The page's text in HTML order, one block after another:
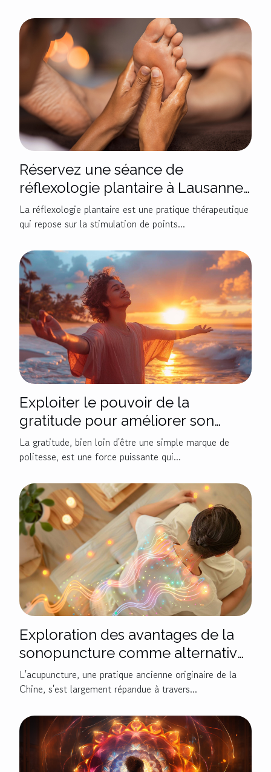
Réservez une séance de
réflexologie plantaire à Lausanne
avec Régis Félix !
La réflexologie plantaire est une pratique thérapeutique
qui repose sur la stimulation de points...
Exploiter le pouvoir de la
gratitude pour améliorer son
karma
La gratitude, bien loin d'être une simple marque de
politesse, est une force puissante qui...
Exploration des avantages de la
sonopuncture comme alternative
moderne à l'acupuncture
traditionnelle
L'acupuncture, une pratique ancienne originaire de la
Chine, s'est largement répandue à travers...